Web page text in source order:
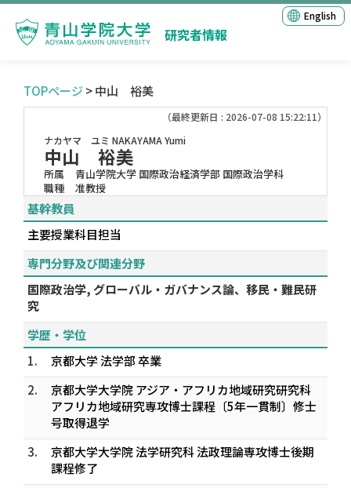
研究者情報
English
TOPページ > 中山 裕美
（最終更新日 : 2026-07-08 15:22:11）
ナカヤマ ユミ NAKAYAMA Yumi
中山 裕美
所属
青山学院大学 国際政治経済学部 国際政治学科
職種
准教授
基幹教員
主要授業科目担当
専門分野及び関連分野
国際政治学, グローバル・ガバナンス論、移民・難民研
究
学歴・学位
1.
京都大学 法学部 卒業
2.
京都大学大学院 アジア・アフリカ地域研究研究科
アフリカ地域研究専攻博士課程〔5年一貫制〕修士
号取得退学
3.
京都大学大学院 法学研究科 法政理論専攻博士後期
課程修了